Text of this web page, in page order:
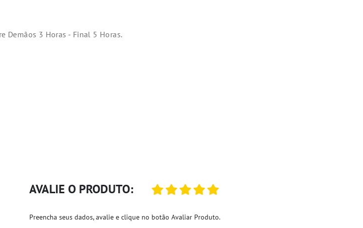
Demãos 3 Horas - Final 5 Horas.
AVALIE O PRODUTO:
Preencha seus dados, avalie e clique no botão Avaliar Produto.